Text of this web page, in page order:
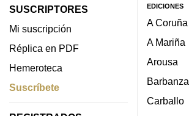
SUSCRIPTORES
Mi suscripción
Réplica en PDF
Hemeroteca
Suscríbete
EDICIONES
A Coruña
A Mariña
Arousa
Barbanza
Carballo